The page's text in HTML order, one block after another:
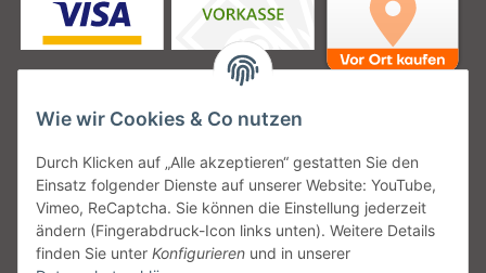
Unsere Versanddienstleister
Wie wir Cookies & Co nutzen
Durch Klicken auf „Alle akzeptieren“ gestatten Sie den
Einsatz folgender Dienste auf unserer Website: YouTube,
Vimeo, ReCaptcha. Sie können die Einstellung jederzeit
ändern (Fingerabdruck-Icon links unten). Weitere Details
finden Sie unter Konfigurieren und in unserer